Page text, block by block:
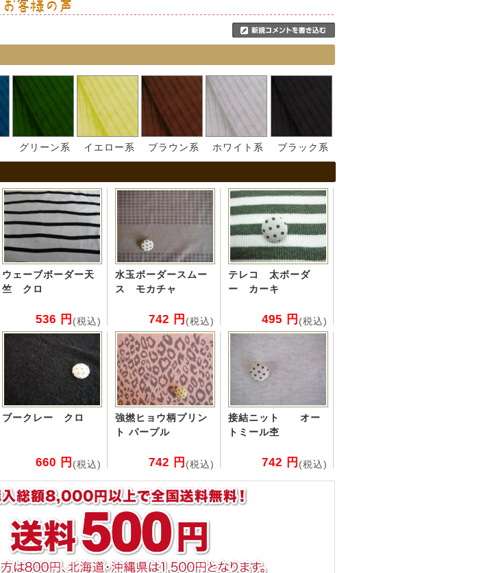
グリーン系 イエロー系 ブラウン系 ホワイト系 ブラック系
ウェーブボーダー天
竺 クロ
536 円 (税込)
水玉ボーダースムー
ス モカチャ
742 円 (税込)
テレコ 太ボーダ
ー カーキ
495 円 (税込)
ブークレー クロ
660 円 (税込)
強撚ヒョウ柄プリン
ト パープル
742 円 (税込)
接結ニット オー
トミール杢
742 円 (税込)